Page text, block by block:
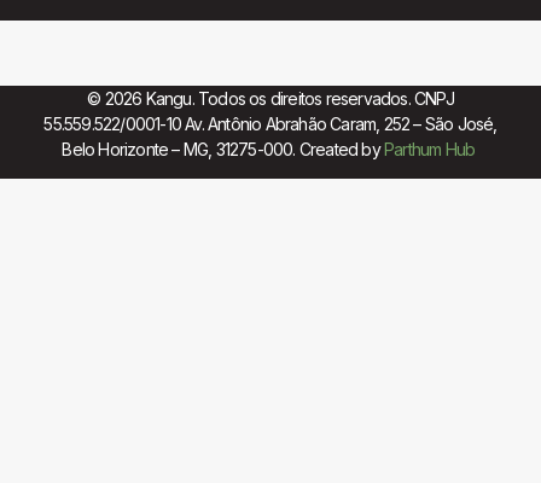
© 2026 Kangu. Todos os direitos reservados. CNPJ
55.559.522/0001-10 Av. Antônio Abrahão Caram, 252 – São José,
Belo Horizonte – MG, 31275-000. Created byParthum Hub